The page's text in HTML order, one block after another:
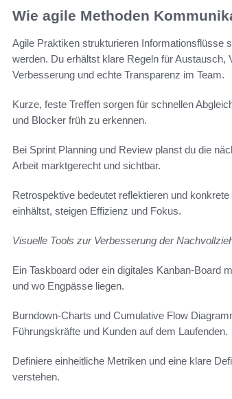
Wie agile Methoden
Agile Praktiken strukturieren Informationsflüsse
werden. Du erhältst klare Regeln für
Verbesserung und echte Transparenz im Team.
Kurze, feste Treffen sorgen für schnellen
und Blocker früh zu erkennen.
Bei Sprint Planning und Review planst du die
Arbeit marktgerecht und sichtbar.
Retrospektive bedeutet reflektieren und
einhältst, steigen Effizienz und Fokus.
Visuelle Tools zur Verbesserung der
Ein Taskboard oder ein digitales Kanban-Board
und wo Engpässe liegen.
Burndown-Charts und Cumulative Flow
Führungskräfte und Kunden auf dem Laufenden.
Definiere einheitliche Metriken und eine klare
verstehen.